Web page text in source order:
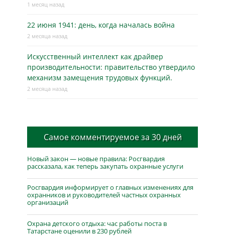
1 месяц назад
22 июня 1941: день, когда началась война
2 месяца назад
Искусственный интеллект как драйвер
производительности: правительство утвердило
механизм замещения трудовых функций.
2 месяца назад
Самое комментируемое за 30 дней
Новый закон — новые правила: Росгвардия
рассказала, как теперь закупать охранные услуги
Росгвардия информирует о главных изменениях для
охранников и руководителей частных охранных
организаций
Охрана детского отдыха: час работы поста в
Татарстане оценили в 230 рублей